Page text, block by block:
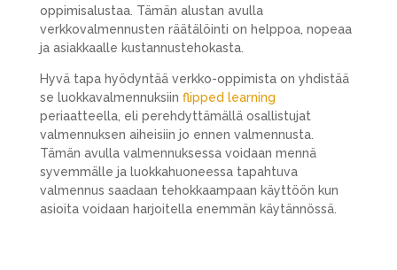
oppimisalustaa. Tämän alustan avulla
verkkovalmennusten räätälöinti on helppoa, nopeaa
ja asiakkaalle kustannustehokasta.
Hyvä tapa hyödyntää verkko-oppimista on yhdistää
se luokkavalmennuksiin flipped learning
periaatteella, eli perehdyttämällä osallistujat
valmennuksen aiheisiin jo ennen valmennusta.
Tämän avulla valmennuksessa voidaan mennä
syvemmälle ja luokkahuoneessa tapahtuva
valmennus saadaan tehokkaampaan käyttöön kun
asioita voidaan harjoitella enemmän käytännössä.